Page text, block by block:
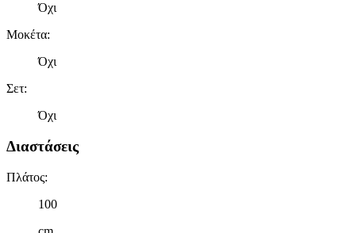
Όχι
Μοκέτα:
Όχι
Σετ:
Όχι
Διαστάσεις
Πλάτος:
100